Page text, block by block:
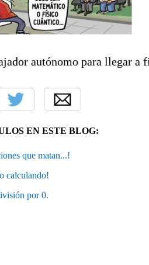
autónomo para llegar a
EN ESTE BLOG:
que matan...!
calculando!
por 0.